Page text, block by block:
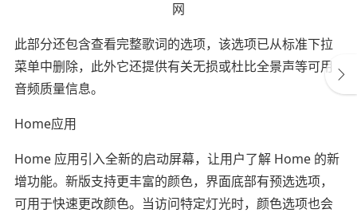
此部分还包含查看完整歌词的选项，该选项已从标准下拉
菜单中删除，此外它还提供有关无损或杜比全景声等可用
音频质量信息。
Home应用
Home 应用引入全新的启动屏幕，让用户了解 Home 的新
增功能。新版支持更丰富的颜色，界面底部有预选选项，
可用于快速更改颜色。当访问特定灯光时，颜色选项也会